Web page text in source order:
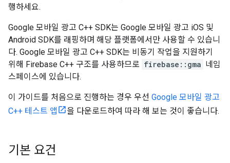
행하세요.
Google 모바일 광고 C++ SDK는 Google 모바일 광고 iOS 및
Android SDK를 래핑하며 해당 플랫폼에서만 사용할 수 있습니
다. Google 모바일 광고 C++ SDK는 비동기 작업을 지원하기
위해 Firebase C++ 구조를 사용하므로 firebase::gma 네임
스페이스에 있습니다.
이 가이드를 처음으로 진행하는 경우 우선 Google 모바일 광고
C++ 테스트 앱
을 다운로드하여 따라 해 보는 것이 좋습니다.
기본 요건